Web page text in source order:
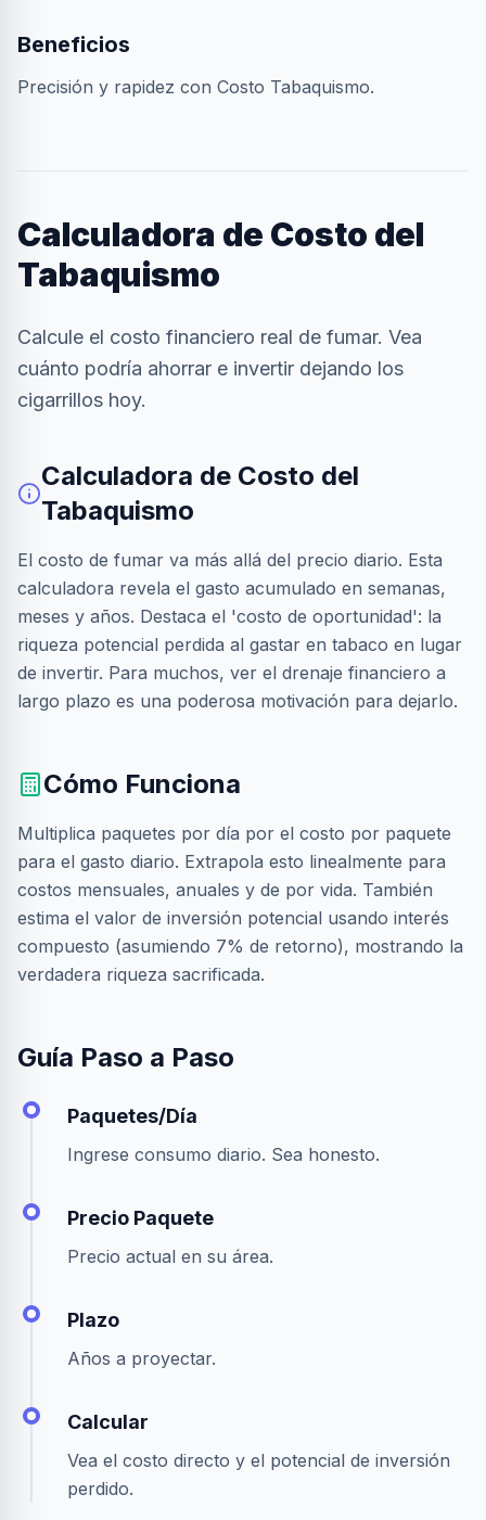
Beneficios
Precisión y rapidez con Costo Tabaquismo.
Calculadora de Costo del
Tabaquismo
Calcule el costo financiero real de fumar. Vea
cuánto podría ahorrar e invertir dejando los
cigarrillos hoy.
Calculadora de Costo del
Tabaquismo
El costo de fumar va más allá del precio diario. Esta
calculadora revela el gasto acumulado en semanas,
meses y años. Destaca el 'costo de oportunidad': la
riqueza potencial perdida al gastar en tabaco en lugar
de invertir. Para muchos, ver el drenaje financiero a
largo plazo es una poderosa motivación para dejarlo.
Cómo Funciona
Multiplica paquetes por día por el costo por paquete
para el gasto diario. Extrapola esto linealmente para
costos mensuales, anuales y de por vida. También
estima el valor de inversión potencial usando interés
compuesto (asumiendo 7% de retorno), mostrando la
verdadera riqueza sacrificada.
Guía Paso a Paso
Paquetes/Día
Ingrese consumo diario. Sea honesto.
Precio Paquete
Precio actual en su área.
Plazo
Años a proyectar.
Calcular
Vea el costo directo y el potencial de inversión
perdido.